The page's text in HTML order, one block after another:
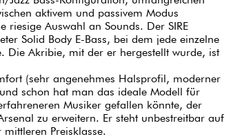
aktivem und passivem Modus
riesige Auswahl an Sounds. Der SIRE
Solid Body E-Bass, bei dem jede einzelne
Die Akribie, mit der er hergestellt wurde, ist
(sehr angenehmes Halsprofil, moderner
schon hat man das ideale Modell für
Musiker gefallen könnte, der
zu erweitern. Er steht unbestreitbar auf
Preisklasse.